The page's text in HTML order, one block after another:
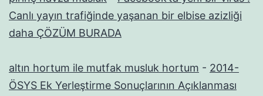
Canlı yayın trafiğinde yaşanan bir elbise azizliği
daha ÇÖZÜM BURADA
altın hortum ile mutfak musluk hortum - 2014-
ÖSYS Ek Yerleştirme Sonuçlarının Açıklanması